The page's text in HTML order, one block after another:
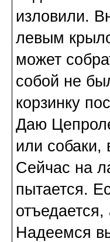
изловили.
левым
может
собой не
корзинку
Даю
или
Сейчас на
пытается.
Надеемся